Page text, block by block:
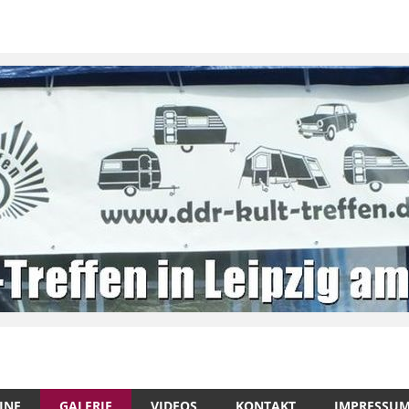
GALERIE VIDEOS KONTAKT